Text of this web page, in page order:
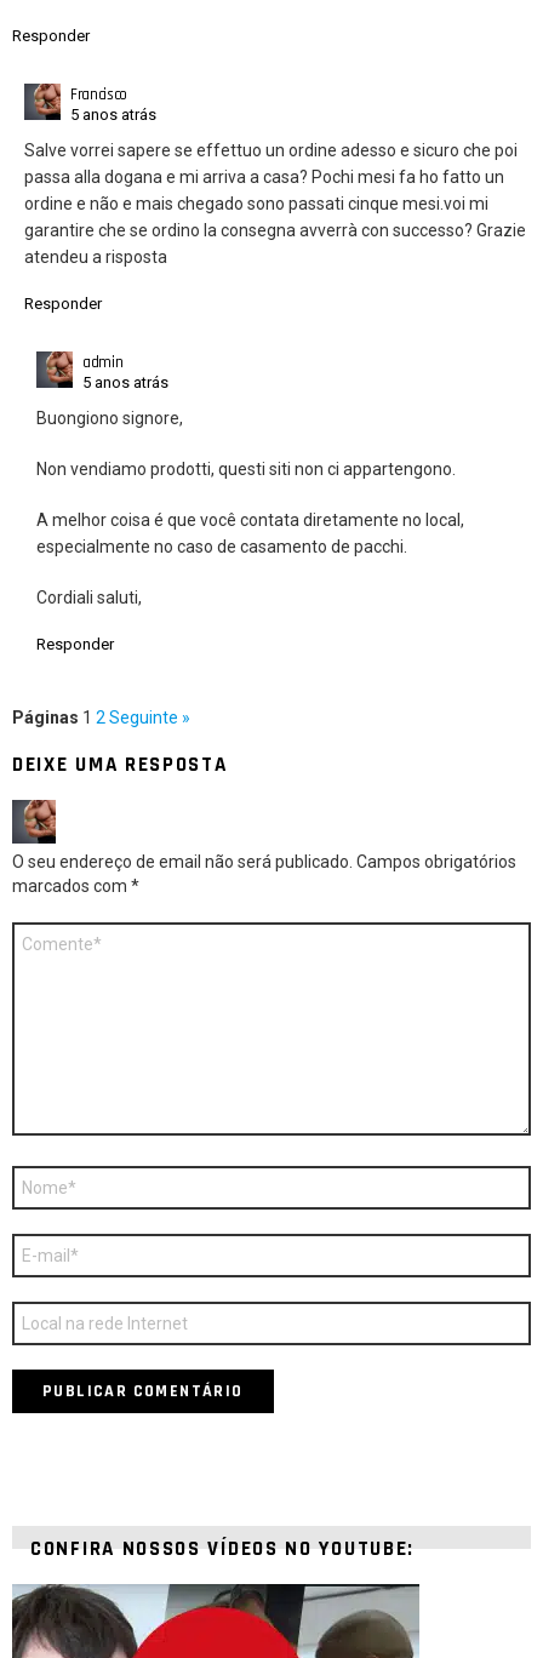
Responder
Francisco
5 anos atrás
Salve vorrei sapere se effettuo un ordine adesso e sicuro che poi
passa alla dogana e mi arriva a casa? Pochi mesi fa ho fatto un
ordine e não e mais chegado sono passati cinque mesi.voi mi
garantire che se ordino la consegna avverrà con successo? Grazie
atendeu a risposta
Responder
admin
5 anos atrás
Buongiono signore,
Non vendiamo prodotti, questi siti non ci appartengono.
A melhor coisa é que você contata diretamente no local,
especialmente no caso de casamento de pacchi.
Cordiali saluti,
Responder
Páginas 1 2 Seguinte »
DEIXE UMA RESPOSTA
O seu endereço de email não será publicado. Campos obrigatórios
marcados com *
mail
*
CONFIRA NOSSOS VÍDEOS NO YOUTUBE: